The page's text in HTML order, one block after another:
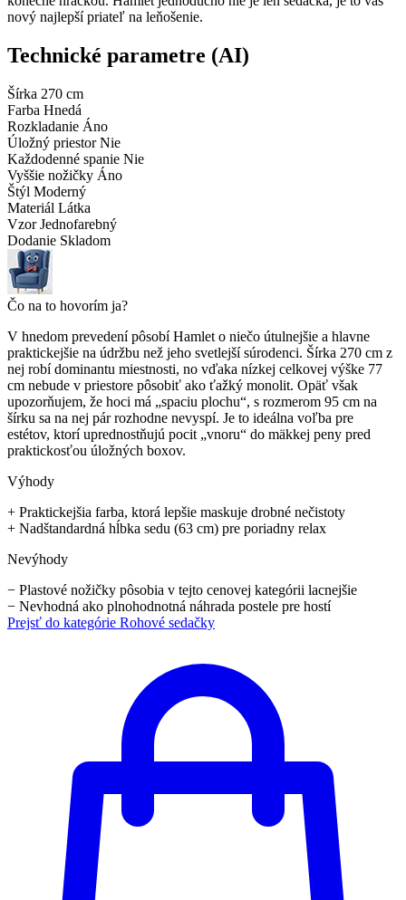
nový najlepší priateľ na leňošenie.
Technické parametre (AI)
Šírka 270 cm
Farba Hnedá
Rozkladanie Áno
Úložný priestor Nie
Každodenné spanie Nie
Vyššie nožičky Áno
Štýl Moderný
Materiál Látka
Vzor Jednofarebný
Dodanie Skladom
Čo na to hovorím ja?
V hnedom prevedení pôsobí Hamlet o niečo útulnejšie a hlavne
praktickejšie na údržbu než jeho svetlejší súrodenci. Šírka 270 cm z
nej robí dominantu miestnosti, no vďaka nízkej celkovej výške 77
cm nebude v priestore pôsobiť ako ťažký monolit. Opäť však
upozorňujem, že hoci má „spaciu plochu“, s rozmerom 95 cm na
šírku sa na nej pár rozhodne nevyspí. Je to ideálna voľba pre
estétov, ktorí uprednostňujú pocit „vnoru“ do mäkkej peny pred
praktickosťou úložných boxov.
Výhody
+ Praktickejšia farba, ktorá lepšie maskuje drobné nečistoty
+ Nadštandardná hĺbka sedu (63 cm) pre poriadny relax
Nevýhody
− Plastové nožičky pôsobia v tejto cenovej kategórii lacnejšie
− Nevhodná ako plnohodnotná náhrada postele pre hostí
Prejsť do kategórie Rohové sedačky